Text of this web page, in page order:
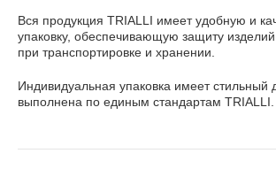
Вся продукция TRIALLI имеет удобную и
упаковку, обеспечивающую защиту
при транспортировке и хранении.
Индивидуальная упаковка имеет стильный
выполнена по единым стандартам TRIALLI.